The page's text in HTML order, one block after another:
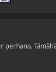
perhana.